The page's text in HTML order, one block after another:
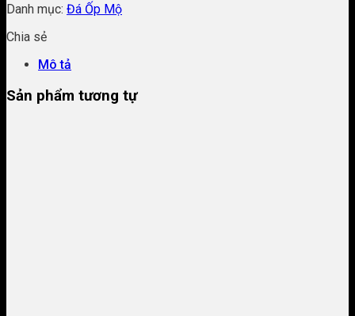
Danh mục: Đá Ốp Mộ
Chia sẻ
Mô tả
Sản phẩm tương tự